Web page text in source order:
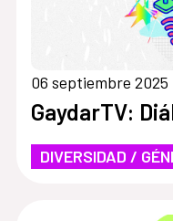
06 septiembre 2025
GaydarTV:
DIVERSIDAD /